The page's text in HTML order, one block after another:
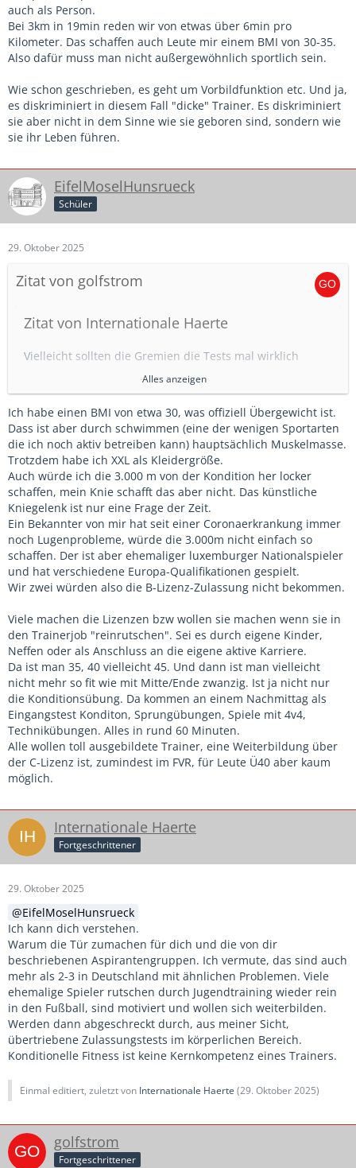
Ein Trainer eines Leistungsvereins wird von den Spielern /
Verein / Spielbeobachtern nach Niederlagen zum
Sündenbock erklärt, weil er einen BMI von über 30 hat?
Wenn das wirklich so passiert ist. Hanebüchen. Da macht
auch als Person.
Bei 3km in 19min reden wir von etwas über 6min pro
Kilometer. Das schaffen auch Leute mir einem BMI von 30-35.
Also dafür muss man nicht außergewöhnlich sportlich sein.
Wie schon geschrieben, es geht um Vorbildfunktion etc. Und ja,
es diskriminiert in diesem Fall "dicke" Trainer. Es diskriminiert
sie aber nicht in dem Sinne wie sie geboren sind, sondern wie
sie ihr Leben führen.
EifelMoselHunsrueck
Schüler
29. Oktober 2025
Zitat von golfstrom
Zitat von Internationale Haerte
Vielleicht sollten die Gremien die Tests mal wirklich
Die Technik Themen verstehe ich. Das Spiel auch.
Aber als KO Kriterium 3000m Lauf unter 19 Minuten.
Verstehe das bspw. bei einem Bundesliga Schiri. Aber bei
einer B Lizenz?
Was soll das? Absolut unverständlich...
Natürlich, für einen halbwegs im Saft stehenden
Erwachsenen machbar, aber gibt ja auch ehemalige
fußkranke Spieler, oder der eine oder andere, der zu
intensiv in der dritten Halbzeit unterwegs war. Die sieht
man dann mit schmerverzerrtem Gesicht um den Platz
humpeln?
So groß ist die Coaching Zone jetzt auch wieder nicht...
Alles anzeigen
Kann ich schon nachvollziehen.
Es geht ja bei einem Trainer auch immer um eine Art
Vorbildfunktion.
3000m in unter 19min verlangt keine Ultrasportlichkeit, aber
zumindest eine gewisse Beweglichkeit.
Und wenn ich da Leute mit einem BMI von größer 37-38
hinstelle, hat das keine Vorbildfunktion mehr und solche
Trainer werden bei Misserfolgen, gerade im
Leistungsbereich, also da wo sich B-Trainer ja meistens
auch aufhalten, auch gerne von den Spielern infrage
gestellt.
Mit Vorbildfunktion meine ich nicht, dass er alle Übungen in
Perfektion vorführen muss, aber er muss zumindest auch in
der Lebensführung eine gewisse Vorbildfunktion haben.
Alles anzeigen
Ich habe einen BMI von etwa 30, was offiziell Übergewicht ist.
Dass ist aber durch schwimmen (eine der wenigen Sportarten
die ich noch aktiv betreiben kann) hauptsächlich Muskelmasse.
Trotzdem habe ich XXL als Kleidergröße.
Auch würde ich die 3.000 m von der Kondition her locker
schaffen, mein Knie schafft das aber nicht. Das künstliche
Kniegelenk ist nur eine Frage der Zeit.
Ein Bekannter von mir hat seit einer Coronaerkrankung immer
noch Lugenprobleme, würde die 3.000m nicht einfach so
schaffen. Der ist aber ehemaliger luxemburger Nationalspieler
und hat verschiedene Europa-Qualifikationen gespielt.
Wir zwei würden also die B-Lizenz-Zulassung nicht bekommen.
Viele machen die Lizenzen bzw wollen sie machen wenn sie in
den Trainerjob "reinrutschen". Sei es durch eigene Kinder,
Neffen oder als Anschluss an die eigene aktive Karriere.
Da ist man 35, 40 vielleicht 45. Und dann ist man vielleicht
nicht mehr so fit wie mit Mitte/Ende zwanzig. Ist ja nicht nur
die Konditionsübung. Da kommen an einem Nachmittag als
Eingangstest Konditon, Sprungübungen, Spiele mit 4v4,
Technikübungen. Alles in rund 60 Minuten.
Alle wollen toll ausgebildete Trainer, eine Weiterbildung über
der C-Lizenz ist, zumindest im FVR, für Leute Ü40 aber kaum
möglich.
Internationale Haerte
Fortgeschrittener
29. Oktober 2025
EifelMoselHunsrueck
Ich kann dich verstehen.
Warum die Tür zumachen für dich und die von dir
beschriebenen Aspirantengruppen. Ich vermute, das sind auch
mehr als 2-3 in Deutschland mit ähnlichen Problemen. Viele
ehemalige Spieler rutschen durch Jugendtraining wieder rein
in den Fußball, sind motiviert und wollen sich weiterbilden.
Werden dann abgeschreckt durch, aus meiner Sicht,
übertriebene Zulassungstests im körperlichen Bereich.
Konditionelle Fitness ist keine Kernkompetenz eines Trainers.
Einmal editiert, zuletzt von Internationale Haerte (29. Oktober 2025)
golfstrom
Fortgeschrittener